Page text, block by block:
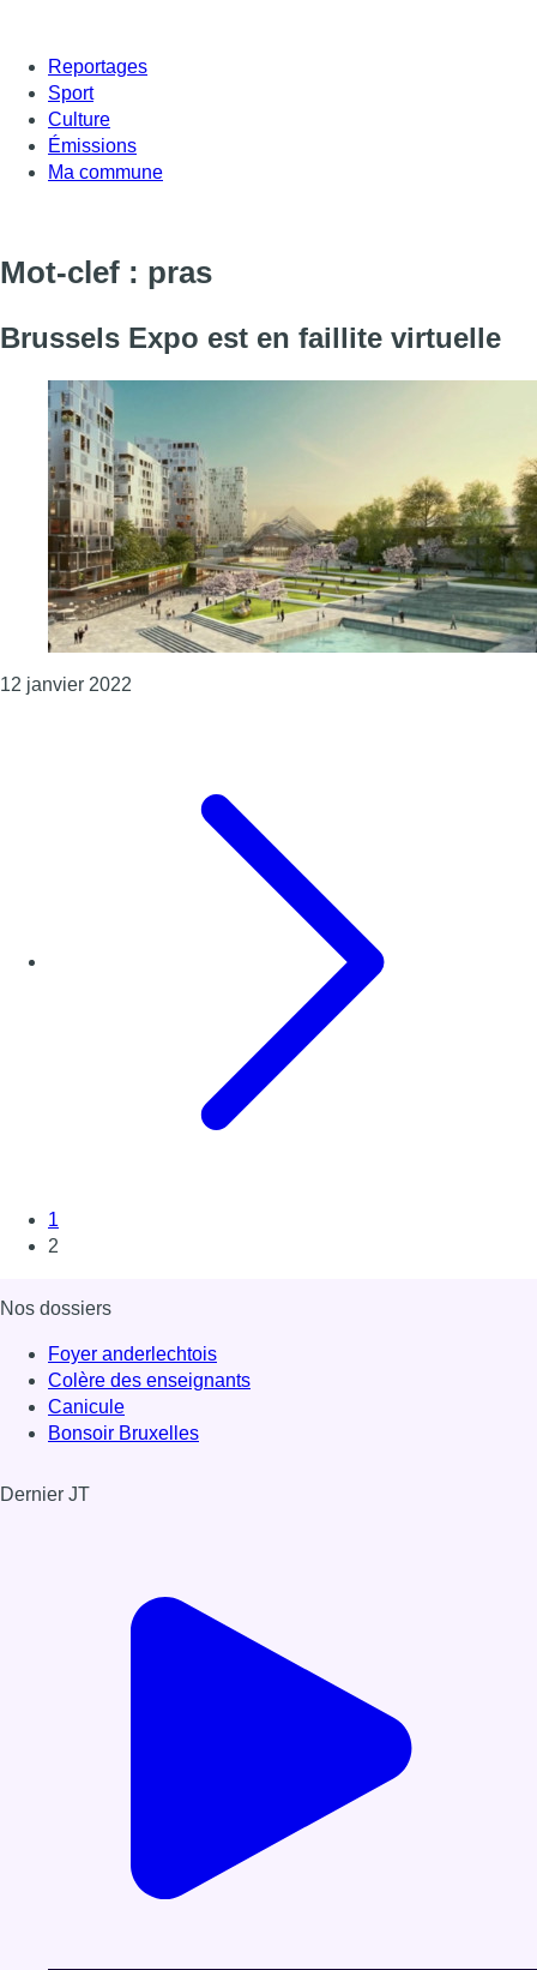
Reportages
Sport
Culture
Émissions
Ma commune
Mot-clef : pras
Brussels Expo est en faillite virtuelle
12 janvier 2022
1
2
Nos dossiers
Foyer anderlechtois
Colère des enseignants
Canicule
Bonsoir Bruxelles
Dernier JT